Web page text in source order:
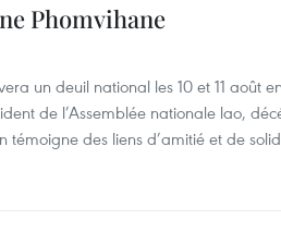
Phomvihane
un deuil national les 10 et 11 août
de l’Assemblée nationale lao,
témoigne des liens d’amitié et de